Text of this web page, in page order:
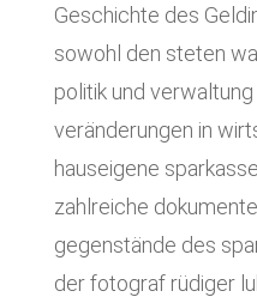
Geschichte des
sowohl den steten
politik und
veränderungen in
hauseigene
zahlreiche
gegenstände des
der fotograf rüdiger